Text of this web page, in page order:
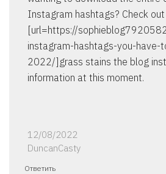
Instagram hashtags? Check
[url=https://
instagram-hashtags-you-have-
2022/]grass stains the blog
information at this moment.
12/08/2022
DuncanCasty
Ответить